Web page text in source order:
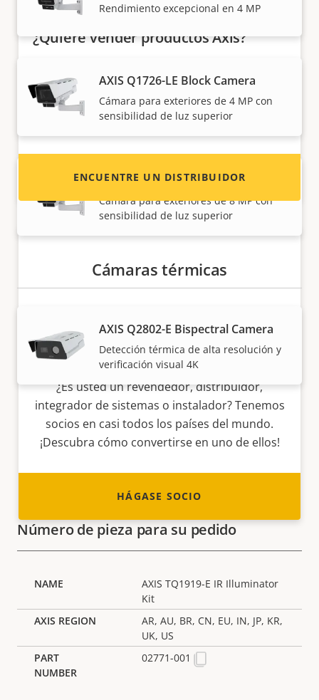
Rendimiento excepcional en 4 MP
AXIS Q1726-LE Block Camera
Cámara para exteriores de 4 MP con
sensibilidad de luz superior
AXIS Q1728-LE Block Camera
Cámara para exteriores de 8 MP con
sensibilidad de luz superior
Cámaras térmicas
AXIS Q2802-E Bispectral Camera
Detección térmica de alta resolución y
verificación visual 4K
¿Quiere vender productos Axis?
revendedor? Encuentre información de
contacto de distribuidores de productos y
sistemas Axis.
ENCUENTRE UN DISTRIBUIDOR
Hágase socio
¿Es usted un revendedor, distribuidor,
integrador de sistemas o instalador? Tenemos
socios en casi todos los países del mundo.
¡Descubra cómo convertirse en uno de ellos!
HÁGASE SOCIO
Número de pieza para su pedido
AXIS TQ1919-E IR Illuminator
Kit
AR, AU, BR, CN, EU, IN, JP, KR,
UK, US
02771-001